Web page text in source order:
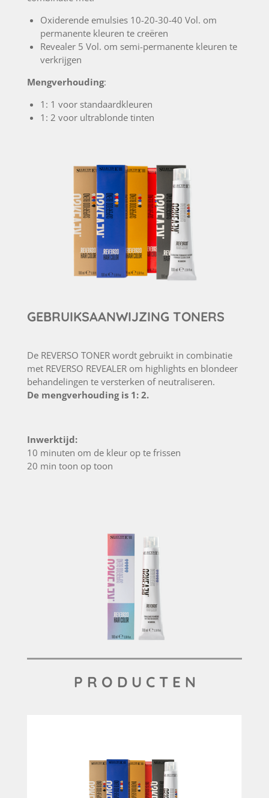
Oxiderende emulsies 10-20-30-40 Vol. om
permanente kleuren te creëren
Revealer 5 Vol. om semi-permanente kleuren te
verkrijgen
Mengverhouding:
1: 1 voor standaardkleuren
1: 2 voor ultrablonde tinten
GEBRUIKSAANWIJZING TONERS
De REVERSO TONER wordt gebruikt in combinatie
met REVERSO REVEALER om highlights en blondeer
behandelingen te versterken of neutraliseren.
De mengverhouding is 1: 2.
Inwerktijd:
10 minuten om de kleur op te frissen
20 min toon op toon
P R O D U C T E N